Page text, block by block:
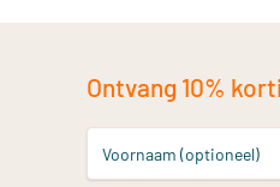
Ontvang 10%
Voornaam (optioneel)